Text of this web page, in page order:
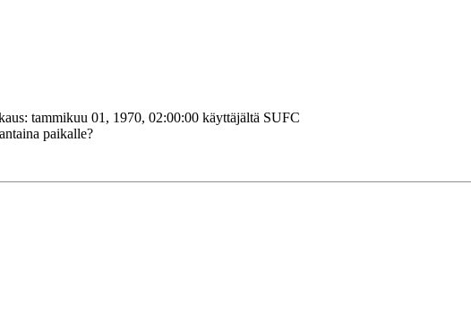
: tammikuu 01, 1970, 02:00:00 käyttäjältä SUFC
paikalle?